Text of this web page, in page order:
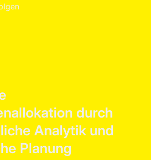
durch
Analytik und
Planung